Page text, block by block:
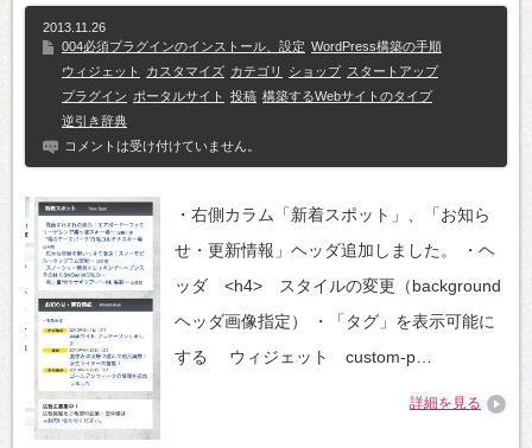
2013.11.26
004必須プラグインのインストール、設定 WordPress構築の手順
ウィジェット
カスタマイズ カテゴリ ショップ スタートアップ
プラグイン ポータルサイト 投稿 構築するWebサイトのタイプ
逆引き辞典
コメントは受け付けていません。
・右側カラム「新着スポット」、「お知ら
せ・更新情報」ヘッダ追加しました。 ・ヘ
ッダ <h4> スタイルの変更（background
ヘッダ画像指定） ・「タグ」を表示可能に
する ウィジェット custom-p…
詳細を見る